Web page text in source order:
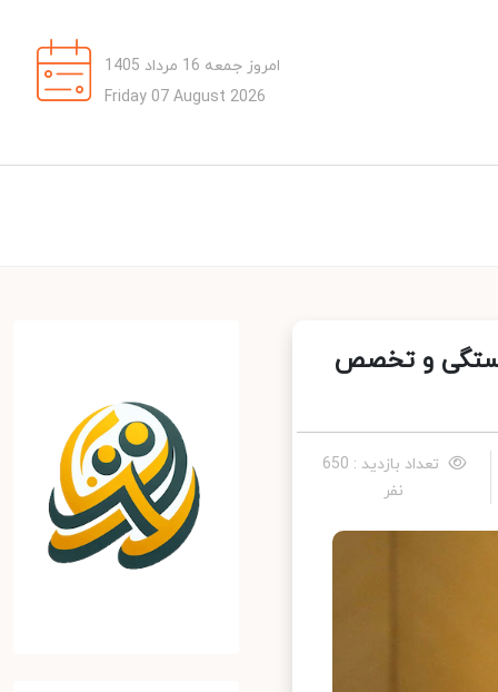
امروز جمعه 16 مرداد 1405
Friday 07 August 2026
و تخصص
تعداد بازدید : 650
نفر